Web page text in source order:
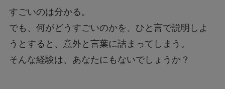
すごいのは分かる。
でも、何がどうすごいのかを、ひと言で説明しよ
うとすると、意外と言葉に詰まってしまう。
そんな経験は、あなたにもないでしょうか？